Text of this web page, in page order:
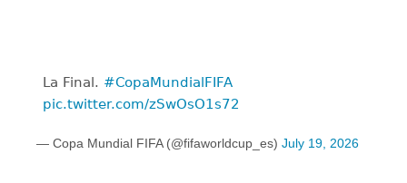
La Final. ️ #CopaMundialFIFA
pic.twitter.com/zSwOsO1s72
— Copa Mundial FIFA (@fifaworldcup_es) July 19, 2026